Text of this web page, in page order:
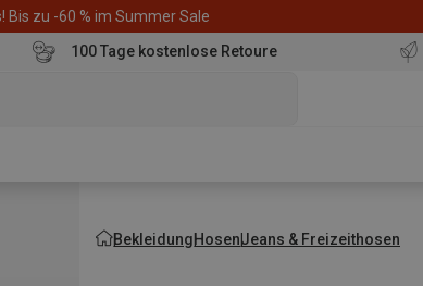
zu -60 % im Summer Sale
100 Tage kostenlose Retoure
BekleidungHosenJeans & Freizeithosen